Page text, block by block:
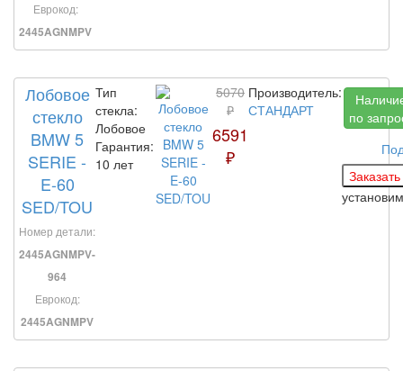
Еврокод:
2445AGNMPV
Лобовое
стекло
BMW 5
SERIE -
E-60
SED/TOU
Номер детали:
2445AGNMPV-
964
Еврокод:
2445AGNMPV
Тип
стекла:
Лобовое
Гарантия:
10 лет
5070
₽
6591
₽
Производитель:
СТАНДАРТ
по